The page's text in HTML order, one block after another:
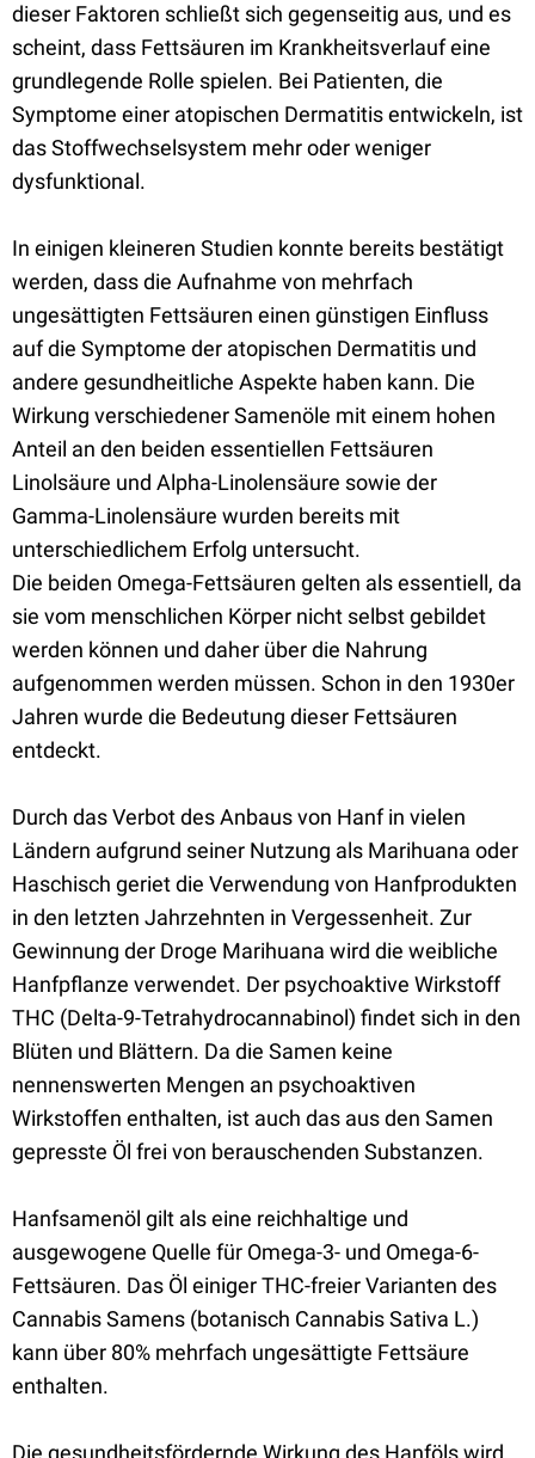
dieser Faktoren schließt sich gegenseitig aus, und es
scheint, dass Fettsäuren im Krankheitsverlauf eine
grundlegende Rolle spielen. Bei Patienten, die
Symptome einer atopischen Dermatitis entwickeln, ist
das Stoffwechselsystem mehr oder weniger
dysfunktional.
In einigen kleineren Studien konnte bereits bestätigt
werden, dass die Aufnahme von mehrfach
ungesättigten Fettsäuren einen günstigen Einfluss
auf die Symptome der atopischen Dermatitis und
andere gesundheitliche Aspekte haben kann. Die
Wirkung verschiedener Samenöle mit einem hohen
Anteil an den beiden essentiellen Fettsäuren
Linolsäure und Alpha-Linolensäure sowie der
Gamma-Linolensäure wurden bereits mit
unterschiedlichem Erfolg untersucht.
Die beiden Omega-Fettsäuren gelten als essentiell, da
sie vom menschlichen Körper nicht selbst gebildet
werden können und daher über die Nahrung
aufgenommen werden müssen. Schon in den 1930er
Jahren wurde die Bedeutung dieser Fettsäuren
entdeckt.
Durch das Verbot des Anbaus von Hanf in vielen
Ländern aufgrund seiner Nutzung als Marihuana oder
Haschisch geriet die Verwendung von Hanfprodukten
in den letzten Jahrzehnten in Vergessenheit. Zur
Gewinnung der Droge Marihuana wird die weibliche
Hanfpflanze verwendet. Der psychoaktive Wirkstoff
THC (Delta-9-Tetrahydrocannabinol) findet sich in den
Blüten und Blättern. Da die Samen keine
nennenswerten Mengen an psychoaktiven
Wirkstoffen enthalten, ist auch das aus den Samen
gepresste Öl frei von berauschenden Substanzen.
Hanfsamenöl gilt als eine reichhaltige und
ausgewogene Quelle für Omega-3- und Omega-6-
Fettsäuren. Das Öl einiger THC-freier Varianten des
Cannabis Samens (botanisch Cannabis Sativa L.)
kann über 80% mehrfach ungesättigte Fettsäure
enthalten.
Die gesundheitsfördernde Wirkung des Hanföls wird